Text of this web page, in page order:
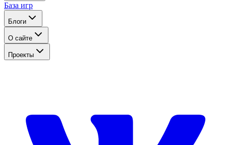
База игр
Блоги
О сайте
Проекты